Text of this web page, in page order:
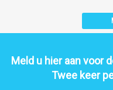
Meld u hier aan voor
Twee keer